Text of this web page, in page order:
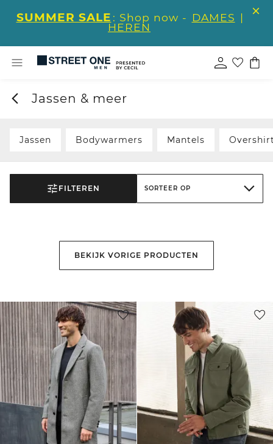
SUMMER SALE : Shop now - DAMES |
HEREN
Jassen & meer
Jassen Bodywarmers Mantels
FILTEREN SORTEER OP
BEKIJK VORIGE PRODUCTEN